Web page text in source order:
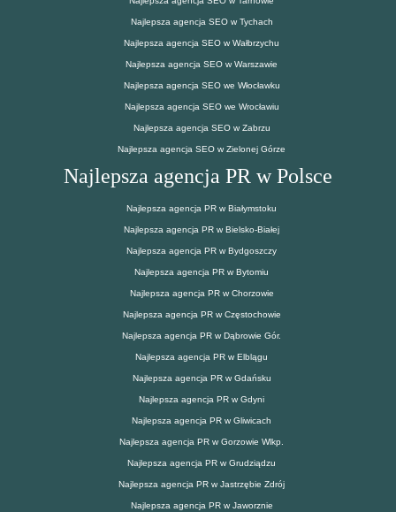
Najlepsza agencja SEO w Tychach
Najlepsza agencja SEO w Wałbrzychu
Najlepsza agencja SEO w Warszawie
Najlepsza agencja SEO we Włocławku
Najlepsza agencja SEO we Wrocławiu
Najlepsza agencja SEO w Zabrzu
Najlepsza agencja SEO w Zielonej Górze
Najlepsza agencja PR w Polsce
Najlepsza agencja PR w Białymstoku
Najlepsza agencja PR w Bielsko-Białej
Najlepsza agencja PR w Bydgoszczy
Najlepsza agencja PR w Bytomiu
Najlepsza agencja PR w Chorzowie
Najlepsza agencja PR w Częstochowie
Najlepsza agencja PR w Dąbrowie Gór.
Najlepsza agencja PR w Elblągu
Najlepsza agencja PR w Gdańsku
Najlepsza agencja PR w Gdyni
Najlepsza agencja PR w Gliwicach
Najlepsza agencja PR w Gorzowie Wlkp.
Najlepsza agencja PR w Grudziądzu
Najlepsza agencja PR w Jastrzębie Zdrój
Najlepsza agencja PR w Jaworznie